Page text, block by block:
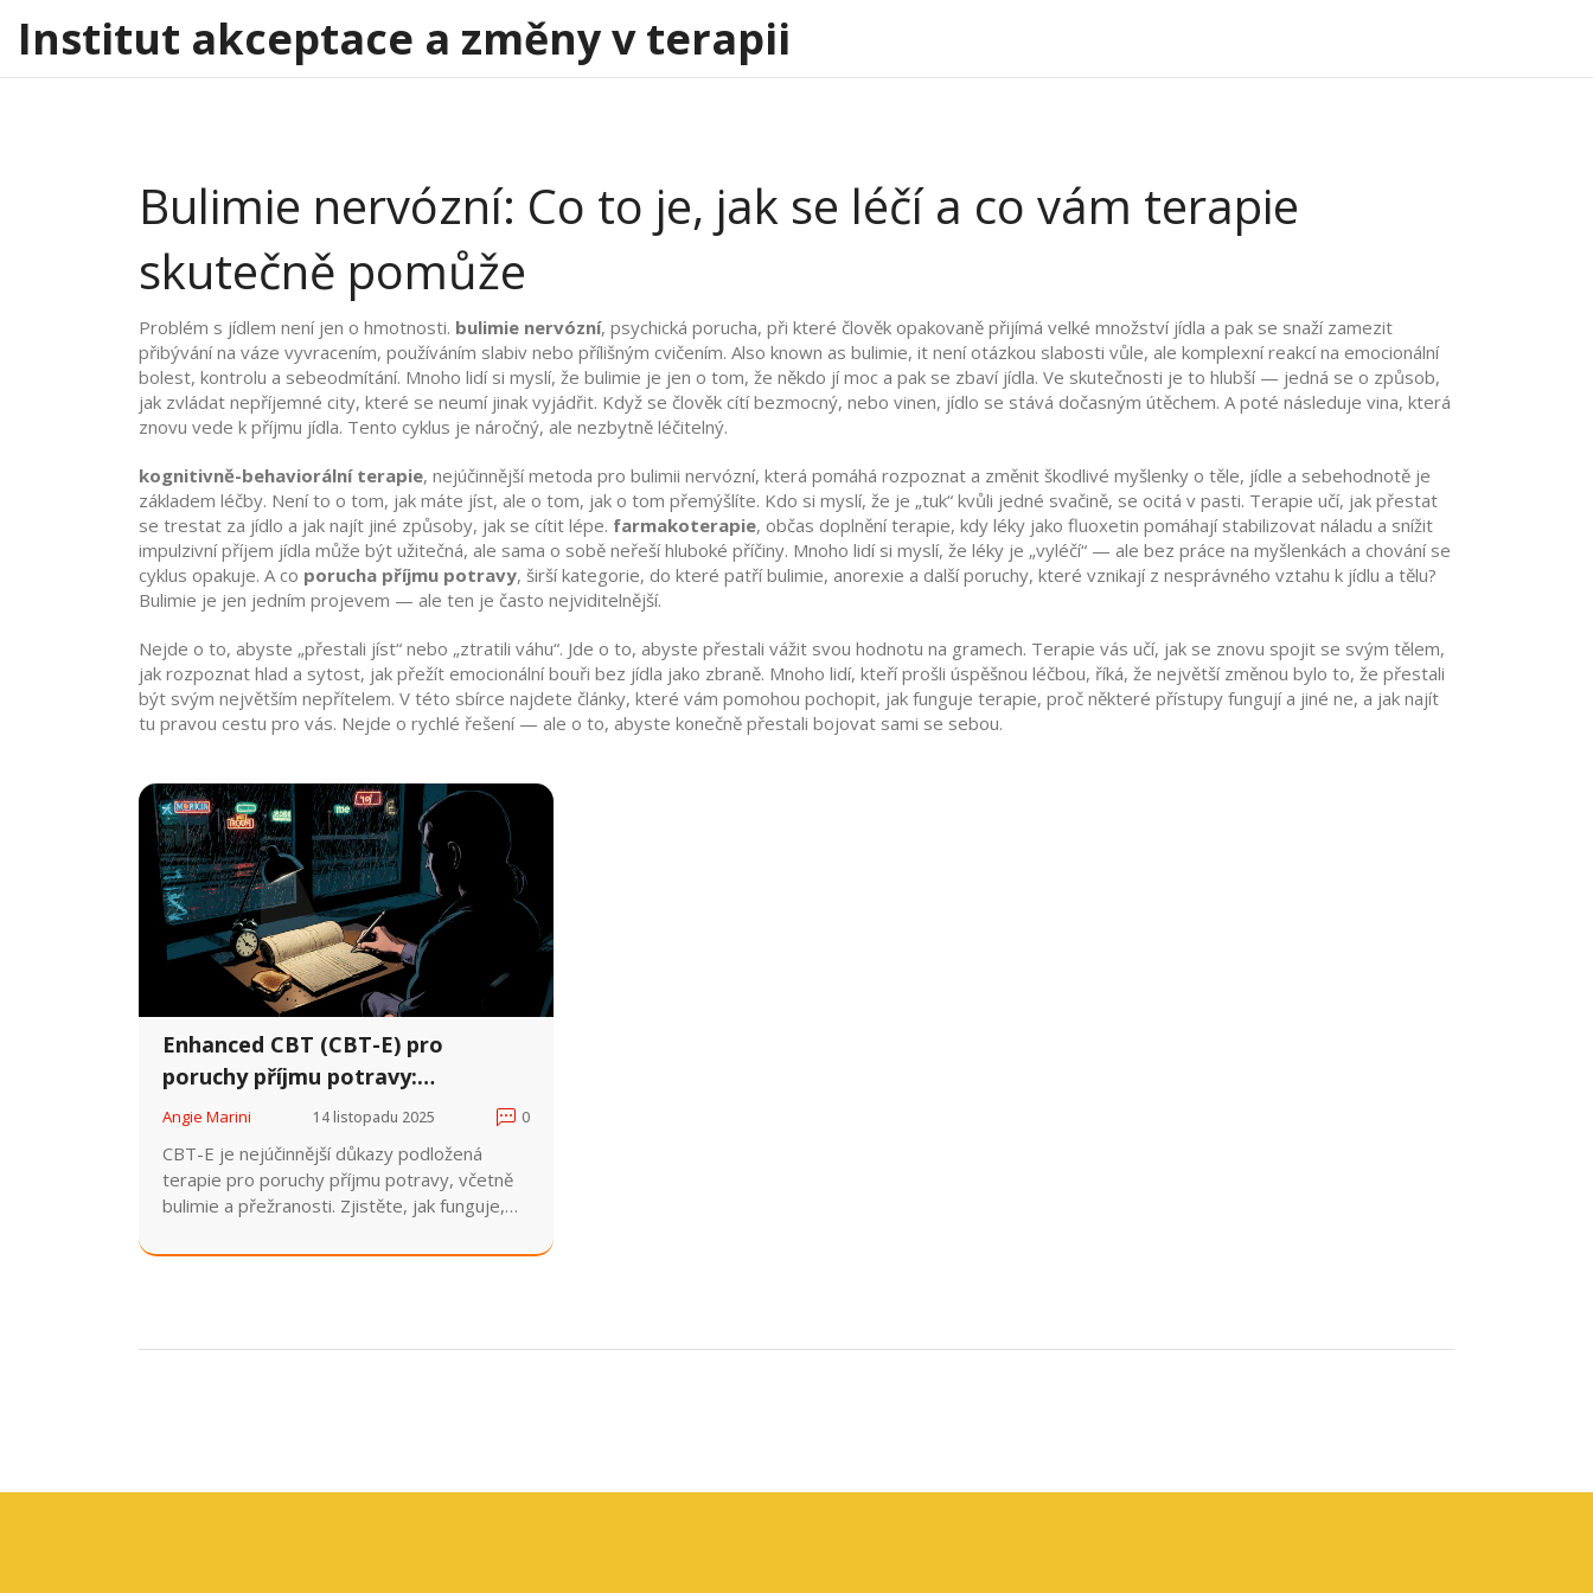
Institut akceptace a změny v terapii
Bulimie nervózní: Co to je, jak se léčí a co vám terapie
skutečně pomůže
Problém s jídlem není jen o hmotnosti. bulimie nervózní, psychická porucha, při které člověk opakovaně přijímá velké množství jídla a pak se snaží zamezit
přibývání na váze vyvracením, používáním slabiv nebo přílišným cvičením. Also known as bulimie, it není otázkou slabosti vůle, ale komplexní reakcí na emocionální
bolest, kontrolu a sebeodmítání. Mnoho lidí si myslí, že bulimie je jen o tom, že někdo jí moc a pak se zbaví jídla. Ve skutečnosti je to hlubší — jedná se o způsob,
jak zvládat nepříjemné city, které se neumí jinak vyjádřit. Když se člověk cítí bezmocný, nebo vinen, jídlo se stává dočasným útěchem. A poté následuje vina, která
znovu vede k příjmu jídla. Tento cyklus je náročný, ale nezbytně léčitelný.
kognitivně-behaviorální terapie, nejúčinnější metoda pro bulimii nervózní, která pomáhá rozpoznat a změnit škodlivé myšlenky o těle, jídle a sebehodnotě je
základem léčby. Není to o tom, jak máte jíst, ale o tom, jak o tom přemýšlíte. Kdo si myslí, že je „tuk“ kvůli jedné svačině, se ocitá v pasti. Terapie učí, jak přestat
se trestat za jídlo a jak najít jiné způsoby, jak se cítit lépe. farmakoterapie, občas doplnění terapie, kdy léky jako fluoxetin pomáhají stabilizovat náladu a snížit
impulzivní příjem jídla může být užitečná, ale sama o sobě neřeší hluboké příčiny. Mnoho lidí si myslí, že léky je „vyléčí“ — ale bez práce na myšlenkách a chování se
cyklus opakuje. A co porucha příjmu potravy, širší kategorie, do které patří bulimie, anorexie a další poruchy, které vznikají z nesprávného vztahu k jídlu a tělu?
Bulimie je jen jedním projevem — ale ten je často nejviditelnější.
Nejde o to, abyste „přestali jíst“ nebo „ztratili váhu“. Jde o to, abyste přestali vážit svou hodnotu na gramech. Terapie vás učí, jak se znovu spojit se svým tělem,
jak rozpoznat hlad a sytost, jak přežít emocionální bouři bez jídla jako zbraně. Mnoho lidí, kteří prošli úspěšnou léčbou, říká, že největší změnou bylo to, že přestali
být svým největším nepřítelem. V této sbírce najdete články, které vám pomohou pochopit, jak funguje terapie, proč některé přístupy fungují a jiné ne, a jak najít
tu pravou cestu pro vás. Nejde o rychlé řešení — ale o to, abyste konečně přestali bojovat sami se sebou.
Enhanced CBT (CBT-E) pro
poruchy příjmu potravy:
Strukturovaná léčba
Angie Marini 14 listopadu 2025 0
CBT-E je nejúčinnější důkazy podložená
terapie pro poruchy příjmu potravy, včetně
bulimie a přežranosti. Zjistěte, jak funguje,
jiné metody.